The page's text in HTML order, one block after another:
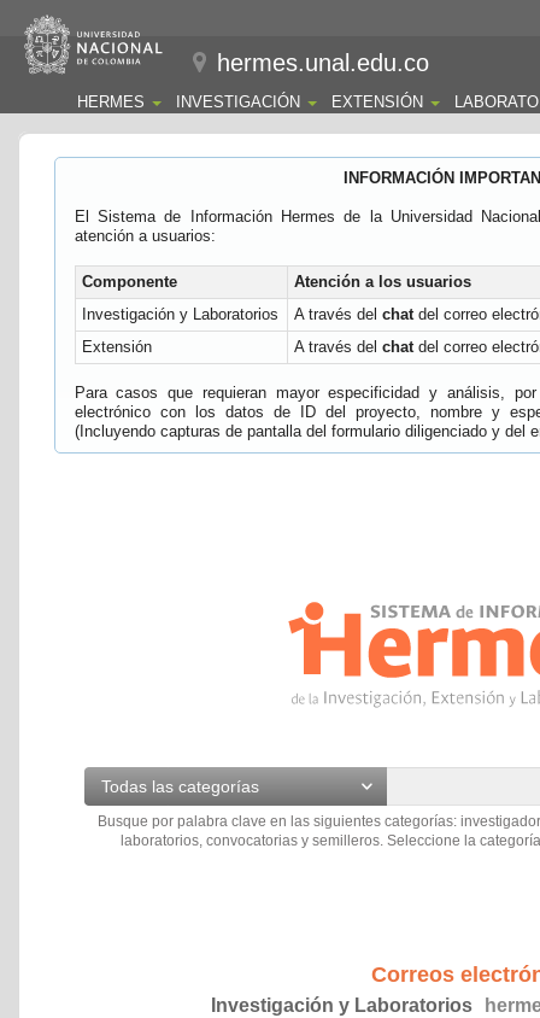
hermes.unal.edu.co
HERMES INVESTIGACIÓN EXTENSIÓN
INFORMACIÓN
El Sistema de Información Hermes de la Universidad
atención a usuarios:
Componente
Atención a los usuarios
Investigación y Laboratorios
A través del chatdel correo
Extensión
A través del chatdel correo
Para casos que requieran mayor especificidad y análisis,
electrónico con los datos de ID del proyecto, nombre y
(Incluyendo capturas de pantalla del formulario diligenciado y del
Todas las categorías
Busque por palabra clave en las siguientes categorías:
laboratorios, convocatorias y semilleros. Seleccione la
Correos
Investigación y Laboratorios